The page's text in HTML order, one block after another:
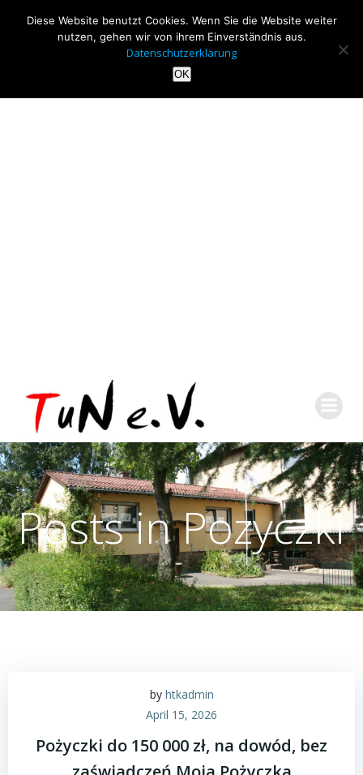
Posts in Pozyczki
by htkadmin
April 15, 2026
Pożyczki do 150 000 zł, na dowód, bez
Diese Website benutzt Cookies. Wenn Sie die Website weiter
nutzen, gehen wir von ihrem Einverständnis aus.
Datenschutzerklärung
OK